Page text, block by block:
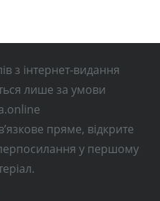
з інтернет-видання
лише за умови
пряме, відкрите
у першому